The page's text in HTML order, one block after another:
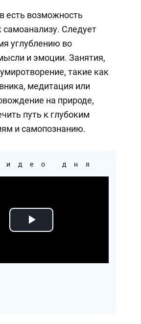
есть возможность
самоанализу. Следует
углублению во
и эмоции. Занятия,
такие как
медитация или
на природе,
путь к глубоким
и самопознанию.
дня
Play